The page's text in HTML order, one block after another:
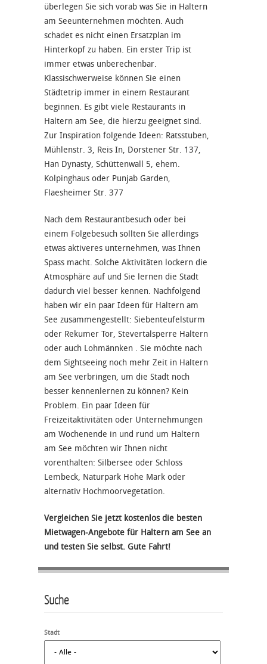
überlegen Sie sich vorab was Sie in Haltern
am Seeunternehmen möchten. Auch
schadet es nicht einen Ersatzplan im
Hinterkopf zu haben. Ein erster Trip ist
immer etwas unberechenbar.
Klassischwerweise können Sie einen
Städtetrip immer in einem Restaurant
beginnen. Es gibt viele Restaurants in
Haltern am See, die hierzu geeignet sind.
Zur Inspiration folgende Ideen: Ratsstuben,
Mühlenstr. 3, Reis In, Dorstener Str. 137,
Han Dynasty, Schüttenwall 5, ehem.
Kolpinghaus oder Punjab Garden,
Flaesheimer Str. 377
Nach dem Restaurantbesuch oder bei
einem Folgebesuch sollten Sie allerdings
etwas aktiveres unternehmen, was Ihnen
Spass macht. Solche Aktivitäten lockern die
Atmosphäre auf und Sie lernen die Stadt
dadurch viel besser kennen. Nachfolgend
haben wir ein paar Ideen für Haltern am
See zusammengestellt: Siebenteufelsturm
oder Rekumer Tor, Stevertalsperre Haltern
oder auch Lohmännken . Sie möchte nach
dem Sightseeing noch mehr Zeit in Haltern
am See verbringen, um die Stadt noch
besser kennenlernen zu können? Kein
Problem. Ein paar Ideen für
Freizeitaktivitäten oder Unternehmungen
am Wochenende in und rund um Haltern
am See möchten wir Ihnen nicht
vorenthalten: Silbersee oder Schloss
Lembeck, Naturpark Hohe Mark oder
alternativ Hochmoorvegetation.
Vergleichen Sie jetzt kostenlos die besten
Mietwagen-Angebote für Haltern am See an
und testen Sie selbst. Gute Fahrt!
Suche
Stadt